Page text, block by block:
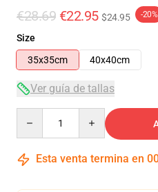
€28.69 €22.95 $24.95 -20%
Size
35x35cm
40x40cm
Ver guía de tallas
Esta venta termina en